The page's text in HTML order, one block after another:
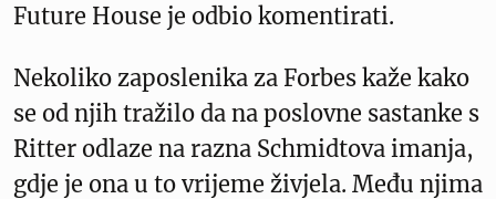
Future House je odbio komentirati.
Nekoliko zaposlenika za Forbes kaže kako
se od njih tražilo da na poslovne sastanke s
Ritter odlaze na razna Schmidtova imanja,
gdje je ona u to vrijeme živjela. Među njima